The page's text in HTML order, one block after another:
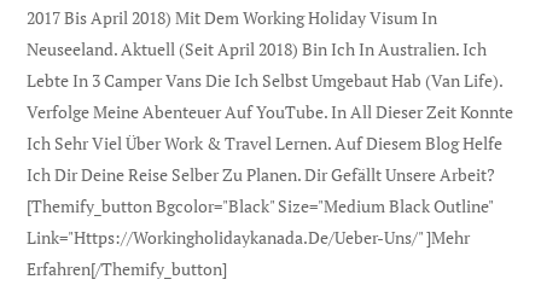
2017 Bis April 2018) Mit Dem Working Holiday Visum In
Neuseeland. Aktuell (seit April 2018) Bin Ich In Australien. Ich
Lebte In 3 Camper Vans Die Ich Selbst Umgebaut Hab (Van Life).
Verfolge Meine Abenteuer Auf YouTube. In All Dieser Zeit Konnte
Ich Sehr Viel Über Work & Travel Lernen. Auf Diesem Blog Helfe
Ich Dir Deine Reise Selber Zu Planen. Dir Gefällt Unsere Arbeit?
[themify_button Bgcolor="black" Size="medium Black Outline"
Link="https://workingholidaykanada.de/ueber-Uns/" ]Mehr
Erfahren[/themify_button]